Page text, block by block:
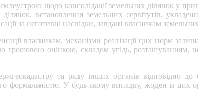
щодо консолідації земельних ділянок у
встановлення земельних сервітутів,
за негативні наслідки, завдані власникам
власникам, механізми реалізації цих норм
грошовою оцінкою, складом угідь, розташуванням,
та ряду інших органів відповідно
формальністю. У будь-якому випадку, жоден із цих